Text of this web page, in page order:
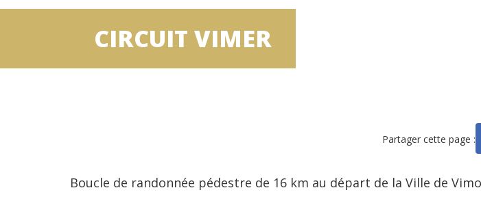
CIRCUIT VIMER
Partager cette page :
Boucle de randonnée pédestre de 16 km au départ de la Ville de